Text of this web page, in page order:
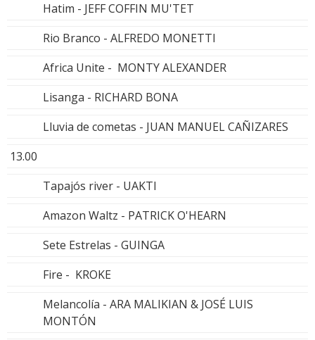
Hatim - JEFF COFFIN MU'TET
Rio Branco - ALFREDO MONETTI
Africa Unite - MONTY ALEXANDER
Lisanga - RICHARD BONA
Lluvia de cometas - JUAN MANUEL CAÑIZARES
13.00
Tapajós river - UAKTI
Amazon Waltz - PATRICK O'HEARN
Sete Estrelas - GUINGA
Fire - KROKE
Melancolía - ARA MALIKIAN & JOSÉ LUIS
MONTÓN